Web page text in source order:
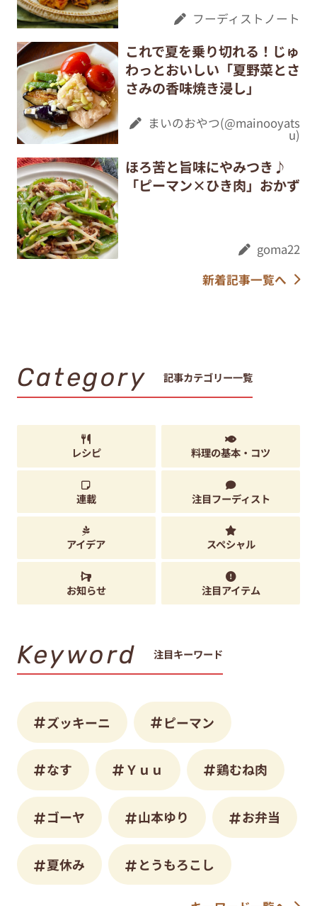
フーディストノート
これで夏を乗り切れる！じゅ
わっとおいしい「夏野菜とさ
さみの香味焼き浸し」
まいのおやつ(@mainooyats
u)
ほろ苦と旨味にやみつき♪
「ピーマン×ひき肉」おかず
goma22
新着記事一覧へ
Category 記事カテゴリー一覧
レシピ 料理の基本・コツ
連載 注目フーディスト
アイデア スペシャル
お知らせ 注目アイテム
Keyword 注目キーワード
ズッキーニ ピーマン
なす Ｙｕｕ 鶏むね肉
ゴーヤ 山本ゆり お弁当
夏休み とうもろこし